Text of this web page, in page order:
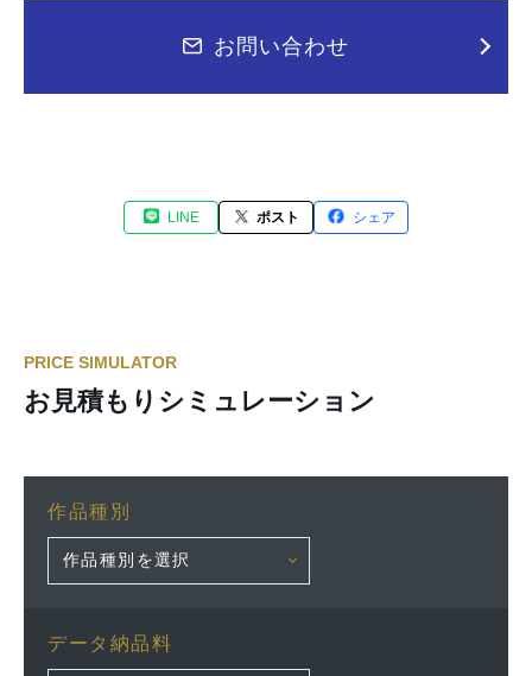
お問い合わせ
LINE ポスト シェア
PRICE SIMULATOR
お見積もりシミュレーション
作品種別
データ納品料